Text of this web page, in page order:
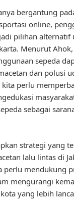
bergantung
online,
pilihan alternatif
Menurut
sepeda
dan polusi
kita perlu
sebagai
strategi yang
lalu lintas di
perlu mendukung
mengurangi
yang lebih